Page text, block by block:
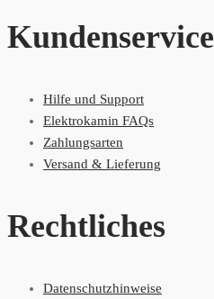
Kundenservice
Hilfe und Support
Elektrokamin FAQs
Zahlungsarten
Versand & Lieferung
Rechtliches
Datenschutzhinweise